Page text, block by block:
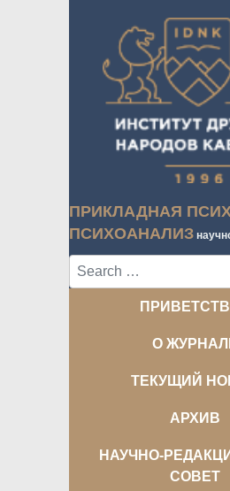
ПРИКЛАДНАЯ
ПСИХОАНАЛИЗ
Search
О
ТЕКУЩИЙ
АРХИВ
НАУЧНО-
СОВЕТ